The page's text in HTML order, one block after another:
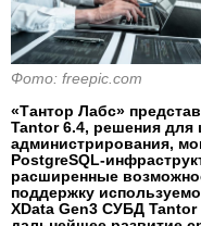
Фото: freepic.com
«Тантор Лабс»
Tantor 6.4, решения для
администрирования,
PostgreSQL-
расширенные
поддержку
XData Gen3 СУБД